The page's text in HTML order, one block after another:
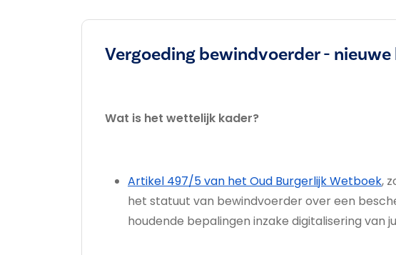
Vergoeding bewindvoerder -
Wat is het wettelijk kader?
Artikel 497/5 van het Oud Burgerlijk Wetboek,
het statuut van bewindvoerder over een
houdende bepalingen inzake digitalisering van